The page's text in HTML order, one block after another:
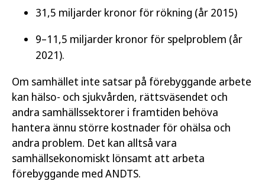
31,5 miljarder kronor för rökning (år 2015)
9–11,5 miljarder kronor för spelproblem (år
2021).
Om samhället inte satsar på förebyggande arbete
kan hälso- och sjukvården, rättsväsendet och
andra samhällssektorer i framtiden behöva
hantera ännu större kostnader för ohälsa och
andra problem. Det kan alltså vara
samhällsekonomiskt lönsamt att arbeta
förebyggande med ANDTS.